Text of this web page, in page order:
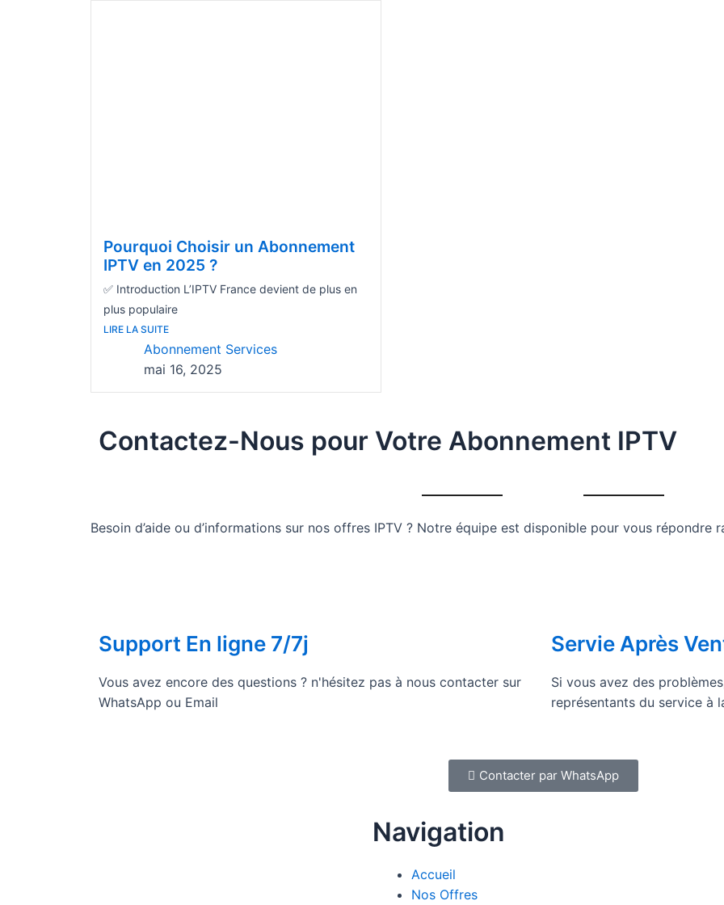
Pourquoi Choisir un Abonnement
IPTV en 2025 ?
✅ Introduction L’IPTV France devient de plus en
plus populaire
LIRE LA SUITE
Abonnement Services
mai 16, 2025
Contactez-Nous pour Votre Abonnement IPTV
Besoin d’aide ou d’informations sur nos offres IPTV ? Notre équipe est disponible pour vous répondre
Support En ligne 7/7j
Vous avez encore des questions ? n'hésitez pas à nous contacter sur
WhatsApp ou Email
Servie Après
Si vous avez des
représentants du service à
Contacter par WhatsApp
Navigation
Accueil
Nos Offres